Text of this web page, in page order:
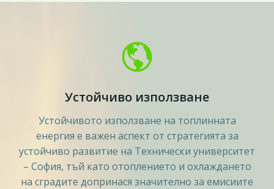
Устойчиво използване
Устойчивото използване на топлинната
енергия е важен аспект от стратегията за
устойчиво развитие на Технически университет
– София, тъй като отоплението и охлаждането
на сградите допринася значително за емисиите